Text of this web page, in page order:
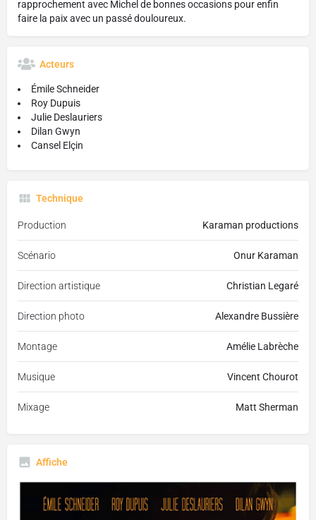
rapprochement avec Michel de bonnes occasions pour enfin
faire la paix avec un passé douloureux.
Acteurs
Émile Schneider
Roy Dupuis
Julie Deslauriers
Dilan Gwyn
Cansel Elçin
Technique
Production Karaman productions
Scénario Onur Karaman
Direction artistique Christian Legaré
Direction photo Alexandre Bussière
Montage Amélie Labrèche
Musique Vincent Chourot
Mixage Matt Sherman
Affiche